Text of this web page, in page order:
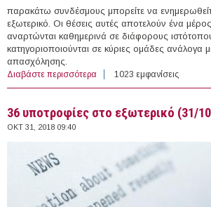
παρακάτω συνδέσμους μπορείτε να
εξωτερικό. Οι θέσεις αυτές αποτελούν ένα
αναρτώνται καθημερινά σε διάφορους
κατηγοριοποιούνται σε κύριες ομάδες ανάλογα
απασχόλησης.
Διαβάστε περισσότερα για 36 υποτροφίες στο
1023 εμφανίσεις
36 υποτροφίες στο εξωτερικό (31/
ΟΚΤ 31, 2018 09:40